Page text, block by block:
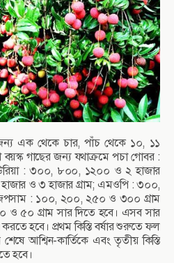
এক থেকে চার, পাঁচ থেকে ১০, ১১
গাছের জন্য যথাক্রমে পচা গোবর :
: ৩০০, ৮০০, ১২০০ ও ২ হাজার
ও ৩ হাজার গ্রাম; এমওপি : ৩০০,
: ১০০, ২০০, ২৫০ ও ৩০০ গ্রাম
ও ৫০ গ্রাম সার দিতে হবে। এসব সার
হবে। প্রথম কিস্তি বর্ষার শুরুতে ফল
শেষে আশ্বিন-কার্তিকে এবং তৃতীয় কিস্তি
হবে।